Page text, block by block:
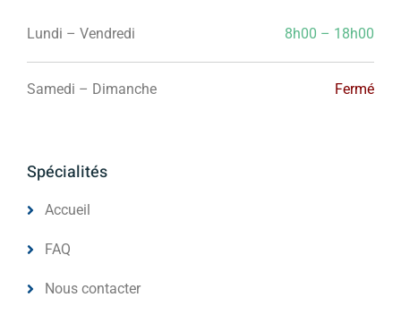
Lundi – Vendredi 8h00 – 18h00
Samedi – Dimanche Fermé
Spécialités
Accueil
FAQ
Nous contacter